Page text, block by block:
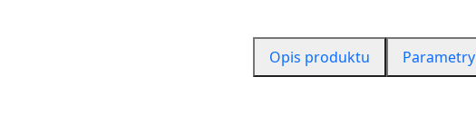
Opis produktu Parametry